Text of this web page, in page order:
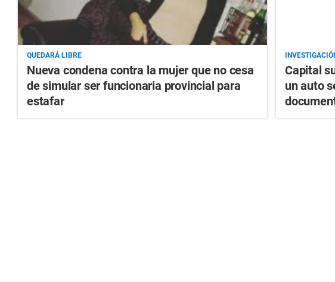
QUEDARÁ LIBRE
Nueva condena contra la mujer que no cesa
de simular ser funcionaria provincial para
estafar
Capital
un auto